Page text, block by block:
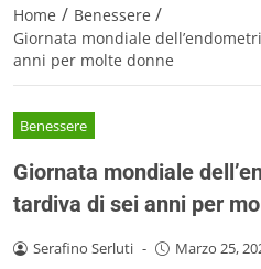
Home / Benessere /
Giornata mondiale
anni per molte donne
Benessere
Giornata mondiale
tardiva di sei anni per
Serafino Serluti - Marzo 25,